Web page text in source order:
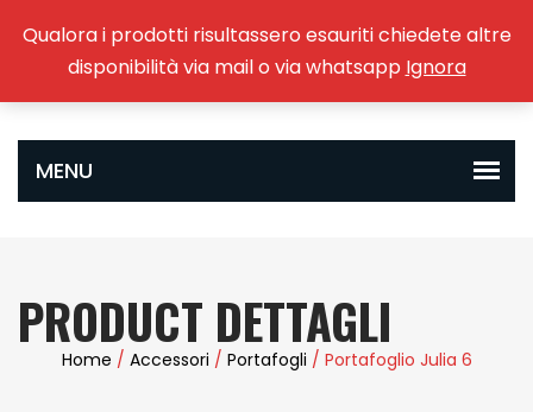
PRODUCT DETTAGLI
Home / Accessori / Portafogli / Portafoglio Julia 6
Qualora i prodotti risultassero esauriti chiedete altre
disponibilità via mail o via whatsapp Ignora